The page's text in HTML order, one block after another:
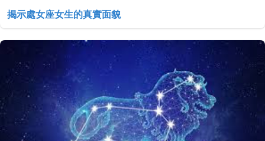
揭示處女座女生的真實面貌